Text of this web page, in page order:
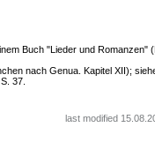
Buch "Lieder und Romanzen"
nach Genua. Kapitel XII);
37.
last modified